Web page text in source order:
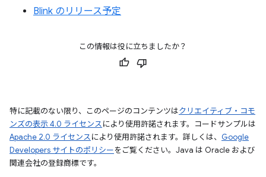
Blink のリリース予定
この情報は役に立ちましたか？
特に記載のない限り、このページのコンテンツはクリエイティブ・コモ
ンズの表示 4.0 ライセンスにより使用許諾されます。コードサンプルは
Apache 2.0 ライセンスにより使用許諾されます。詳しくは、 Google
Developers サイトのポリシーをご覧ください。Java は Oracle および
関連会社の登録商標です。